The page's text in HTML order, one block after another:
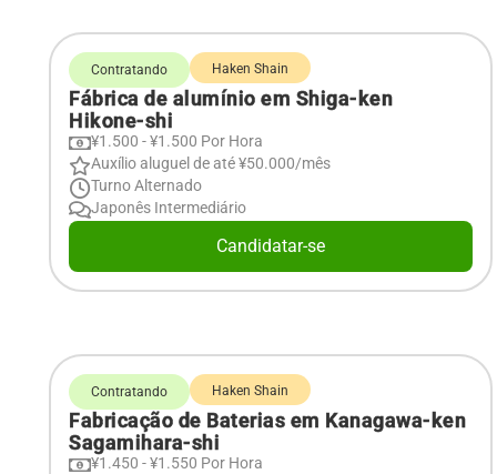
Contratando Haken Shain
Fábrica de alumínio em Shiga-ken
Hikone-shi
¥1.500 - ¥1.500 Por Hora
Auxílio aluguel de até ¥50.000/mês
Turno Alternado
Japonês Intermediário
Candidatar-se
Contratando Haken Shain
Fabricação de Baterias em Kanagawa-ken
Sagamihara-shi
¥1.450 - ¥1.550 Por Hora